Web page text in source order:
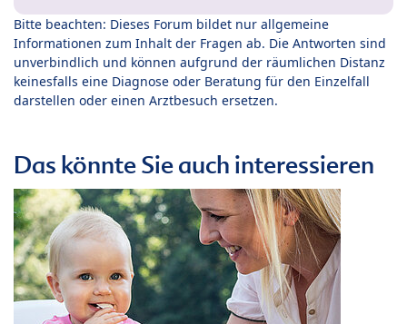
Bitte beachten: Dieses Forum bildet nur allgemeine
Informationen zum Inhalt der Fragen ab. Die Antworten sind
unverbindlich und können aufgrund der räumlichen Distanz
keinesfalls eine Diagnose oder Beratung für den Einzelfall
darstellen oder einen Arztbesuch ersetzen.
Das könnte Sie auch interessieren